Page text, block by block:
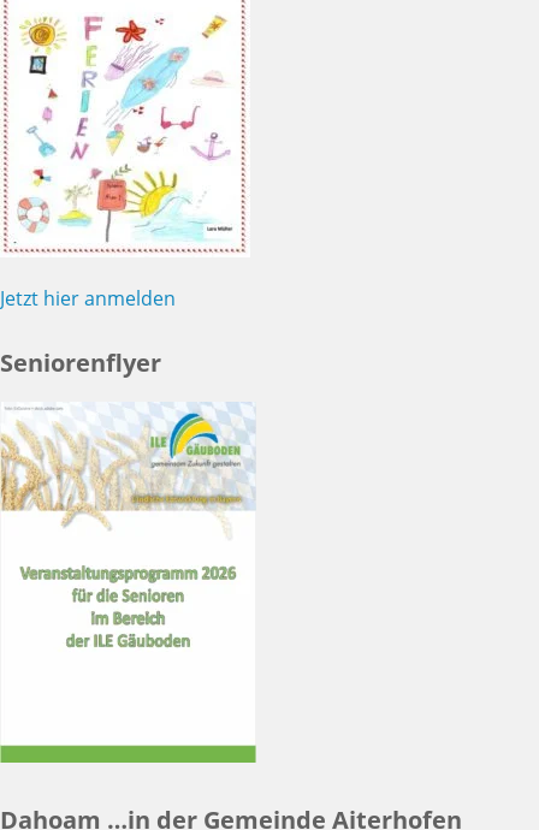
Jetzt hier anmelden
Seniorenflyer
Dahoam …in der Gemeinde Aiterhofen